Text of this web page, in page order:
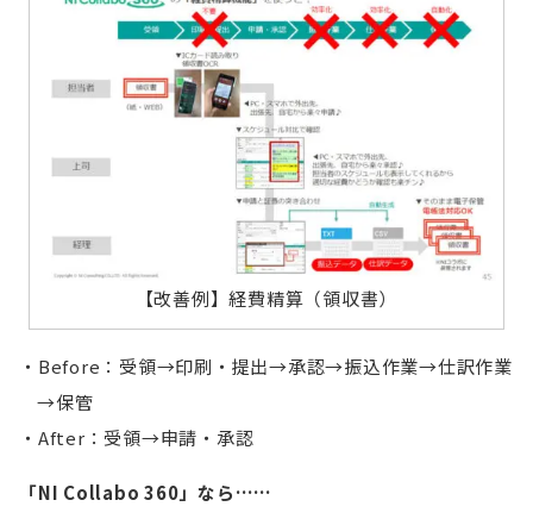
【改善例】経費精算（領収書）
Before：受領→印刷・提出→承認→振込作業→仕訳作業
→保管
After：受領→申請・承認
「NI Collabo 360」なら……